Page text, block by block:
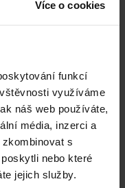
Více o cookies
funkcí
využíváme
náš web používáte,
média, inzerci a
s
nebo které
jejich služby.